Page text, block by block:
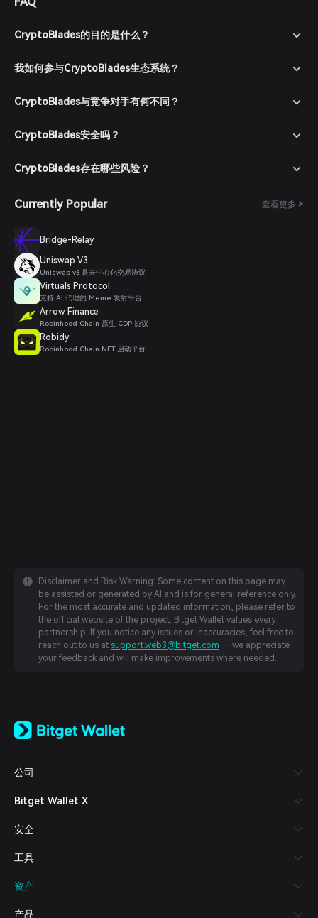
CryptoBlades的目的是什么？
我如何参与CryptoBlades生态系统？
CryptoBlades与竞争对手有何不同？
CryptoBlades安全吗？
CryptoBlades存在哪些风险？
Currently Popular 查看更多 >
Bridge-Relay
Uniswap V3
Uniswap v3 是去中心化交易协议
Virtuals Protocol
支持 AI 代理的 Meme 发射平台
Arrow Finance
Robinhood Chain 原生 CDP 协议
Robidy
Robinhood Chain NFT 启动平台
Disclaimer and Risk Warning: Some content on this page may
be assisted or generated by AI and is for general reference only.
For the most accurate and updated information, please refer to
the official website of the project. Bitget Wallet values every
partnership. If you notice any issues or inaccuracies, feel free to
reach out to us at support.web3@bitget.com — we appreciate
your feedback and will make improvements where needed.
日本語
Español (Latinoamérica)
Italiano
Deutsch
繁體中文
Bahasa Indonesia
ภาษาไทย
公司
Bitget Wallet X
安全
工具
资产
产品